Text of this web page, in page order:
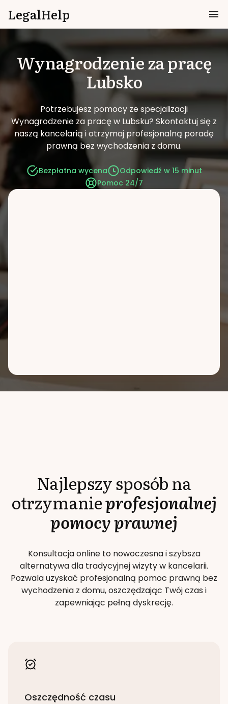
LegalHelp
Wynagrodzenie za pracę
Lubsko
Potrzebujesz pomocy ze specjalizacji
Wynagrodzenie za pracę w Lubsku? Skontaktuj się z
naszą kancelarią i otrzymaj profesjonalną poradę
prawną bez wychodzenia z domu.
Bezpłatna wycena
Odpowiedź w 15 minut
Pomoc 24/7
Najlepszy sposób na
otrzymanieprofesjonalnej
pomocy prawnej
Konsultacja online to nowoczesna i szybsza
alternatywa dla tradycyjnej wizyty w kancelarii.
Pozwala uzyskać profesjonalną pomoc prawną bez
wychodzenia z domu, oszczędzając Twój czas i
zapewniając pełną dyskrecję.
Oszczędność czasu